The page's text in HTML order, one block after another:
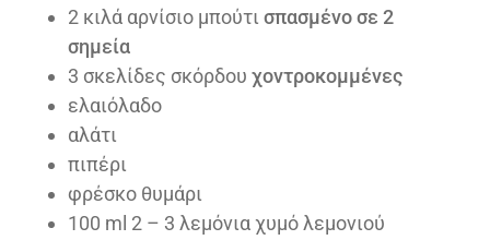
2 κιλά αρνίσιο μπούτι σπασμένο σε 2
σημεία
3 σκελίδες σκόρδου χοντροκομμένες
ελαιόλαδο
αλάτι
πιπέρι
φρέσκο θυμάρι
100 ml 2 – 3 λεμόνια χυμό λεμονιού